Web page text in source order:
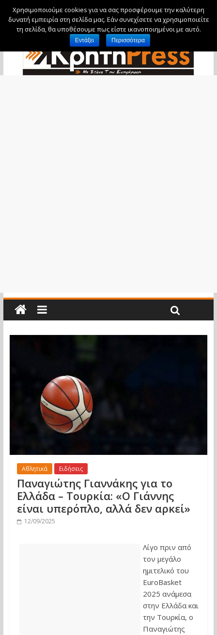
Δευτέρα, 10 Αυγούστου, 2026
Αθλητικά Ειδήσεις
Παναγιώτης Γιαννάκης για το
Ελλάδα – Τουρκία: «Ο Γιάννης
είναι υπερόπλο, αλλά δεν αρκεί»
12/09/2025
Λίγο πριν από
τον μεγάλο
ημιτελικό του
EuroBasket
2025 ανάμεσα
στην Ελλάδα και
την Τουρκία, ο
Παναγιώτης
Χρησιμοποιούμε cookies για να σας προσφέρουμε την καλύτερη
δυνατή εμπειρία στη σελίδα μας. Εάν συνεχίσετε να χρησιμοποιείτε
τη σελίδα, θα υποθέσουμε πως είστε ικανοποιημένοι με αυτό.
Εντάξει Περισσότερα